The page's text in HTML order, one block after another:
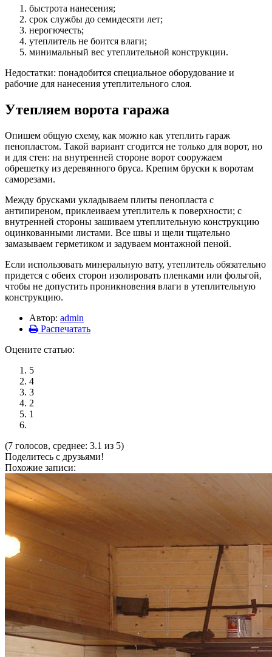
быстрота нанесения;
срок службы до семидесяти лет;
нерогючесть;
утеплитель не боится влаги;
минимальный вес утеплительной конструкции.
Недостатки: понадобится специальное оборудование и
рабочие для нанесения утеплительного слоя.
Утепляем ворота гаража
Опишем общую схему, как можно как утеплить гараж
пенопластом. Такой вариант сгодится не только для ворот, но
и для стен: на внутренней стороне ворот сооружаем
обрешетку из деревянного бруса. Крепим бруски к воротам
саморезами.
Между брусками укладываем плиты пенопласта с
антипиреном, приклеиваем утеплитель к поверхности; с
внутренней стороны зашиваем утеплительную конструкцию
оцинкованными листами. Все швы и щели тщательно
замазываем герметиком и задуваем монтажной пеной.
Если использовать минеральную вату, утеплитель обязательно
придется с обеих сторон изолировать пленками или фольгой,
чтобы не допустить проникновения влаги в утеплительную
конструкцию.
Автор: admin
Распечатать
Оцените статью:
5
4
3
2
1
(7 голосов, среднее: 3.1 из 5)
Поделитесь с друзьями!
Похожие записи: